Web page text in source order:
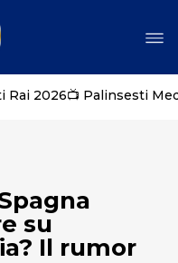
Rai 2026📺 Palinsesti
su
Il rumor